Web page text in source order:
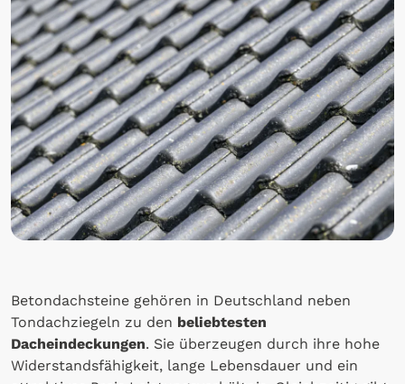
Betondachsteine gehören in Deutschland neben
Tondachziegeln zu den beliebtesten
Dacheindeckungen. Sie überzeugen durch ihre hohe
Widerstandsfähigkeit, lange Lebensdauer und ein